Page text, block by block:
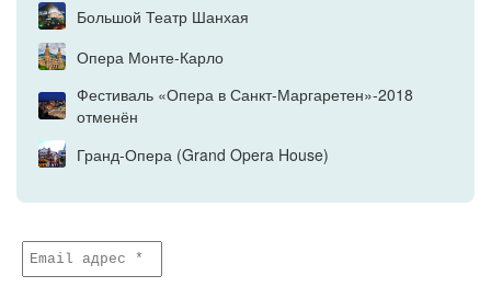
Большой Театр Шанхая
Опера Монте-Карло
Фестиваль «Опера в Санкт-Маргаретен»-2018
отменён
Гранд-Опера (Grand Opera House)